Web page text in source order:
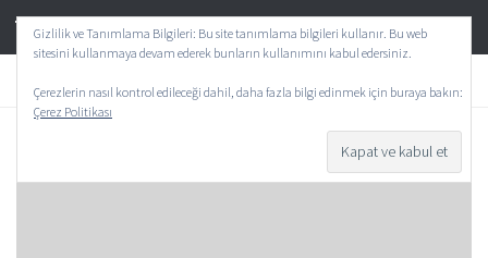
Skip to content
TeknoAktif
Gizlilik ve Tanımlama Bilgileri: Bu site tanımlama bilgileri kullanır. Bu web
sitesini kullanmaya devam ederek bunların kullanımını kabul edersiniz.
Çerezlerin nasıl kontrol edileceği dahil, daha fazla bilgi edinmek için buraya bakın:
Çerez Politikası